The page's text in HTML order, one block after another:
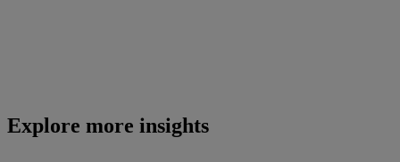
Explore more insights